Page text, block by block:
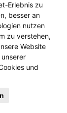
Erlebnis zu
besser an
nutzen
zu verstehen,
Website
und
| ein